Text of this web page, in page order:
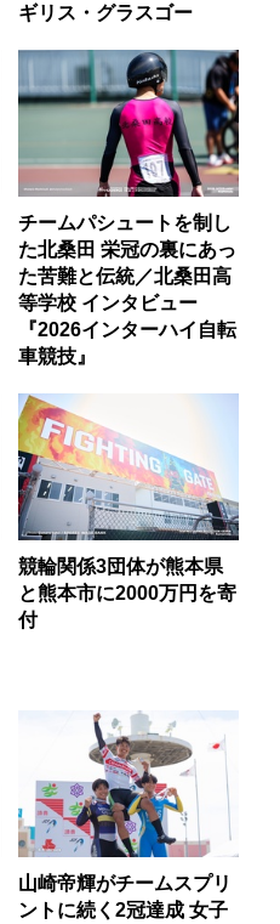
ギリス・グラスゴー
チームパシュートを制し
た北桑田 栄冠の裏にあっ
た苦難と伝統／北桑田高
等学校 インタビュー
『2026インターハイ自転
車競技』
競輪関係3団体が熊本県
と熊本市に2000万円を寄
付
山崎帝輝がチームスプリ
ントに続く2冠達成 女子